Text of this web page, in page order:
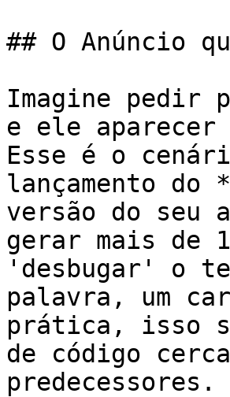
## O Anúncio
Imagine pedir
e ele aparecer
Esse é o
lançamento do
versão do seu
gerar mais de
'desbugar' o
palavra, um
prática, isso
de código
predecessores.